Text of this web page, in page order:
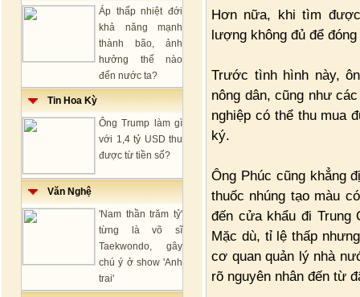
Áp thấp nhiệt đới
khả năng mạnh
thành bão, ảnh
hưởng thế nào
đến nước ta?
Tin Hoa Kỳ
Ông Trump làm gì
với 1,4 tỷ USD thu
được từ tiền số?
Văn Nghệ
'Nam thần trăm tỷ'
từng là võ sĩ
Taekwondo, gây
chú ý ở show 'Anh
trai'
Hơn nữa, khi tìm
lượng không đủ để
Trước tình hình này,
nông dân, cũng như
nghiệp có thể thu mua
ký.
Ông Phúc cũng khẳng
thuốc nhúng tạo màu
đến cửa khẩu đi Trung
Mặc dù, tỉ lệ thấp
cơ quan quản lý nhà
rõ nguyên nhân đến từ